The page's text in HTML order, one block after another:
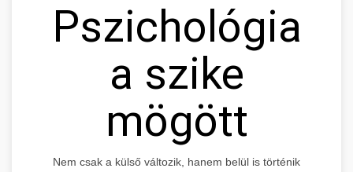
Pszichológia
a szike
mögött
Nem csak a külső változik, hanem belül is történik